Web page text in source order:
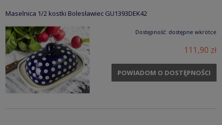
Maselnica 1/2 kostki Bolesławiec GU1393DEK42
Dostępność: dostępne wkrótce
111,90 zł
POWIADOM O DOSTĘPNOŚCI